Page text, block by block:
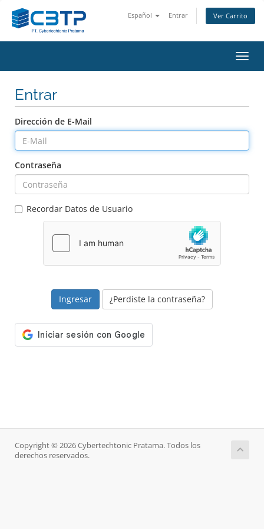
Español Entrar Ver Carrito
Entrar
Dirección de E-Mail
Contraseña
Recordar Datos de Usuario
¿Perdiste la contraseña?
Copyright © 2026 Cybertechtonic Pratama. Todos los
derechos reservados.